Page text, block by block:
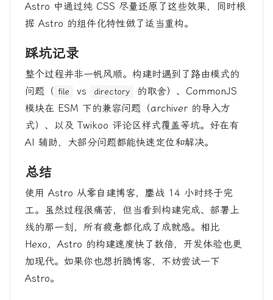
Astro 中通过纯 CSS 尽量还原了这些效果，同时根
据 Astro 的组件化特性做了适当重构。
踩坑记录
整个过程并非一帆风顺。构建时遇到了路由模式的
问题（ file vs directory
的取舍）、CommonJS
模块在 ESM 下的兼容问题（archiver 的导入方
式）、以及 Twikoo 评论区样式覆盖等坑。好在有
AI 辅助，大部分问题都能快速定位和解决。
总结
使用 Astro 从零自建博客，鏖战 14 小时终于完
工。虽然过程很痛苦，但当看到构建完成、部署上
线的那一刻，所有疲惫都化成了成就感。相比
Hexo，Astro 的构建速度快了数倍，开发体验也更
加现代。如果你也想折腾博客，不妨尝试一下
Astro。